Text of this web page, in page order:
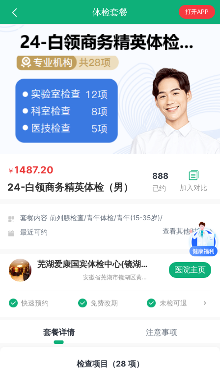
体检套餐 打开APP
加入对比
888
已约
￥ 1487.20
24-白领商务精英体检（男）
套餐内容 前列腺检查/青年体检/青年(15-35岁)/
最近可约
查看其他时间
芜湖爱康国宾体检中心(镜湖分院)
安徽省芜湖市镜湖区黄山中路64号，鼎湖1876国际文化旅游广场
医院主页
快速预约 免费改期 未检可退
套餐详情 注意事项
检查项目（28 项）